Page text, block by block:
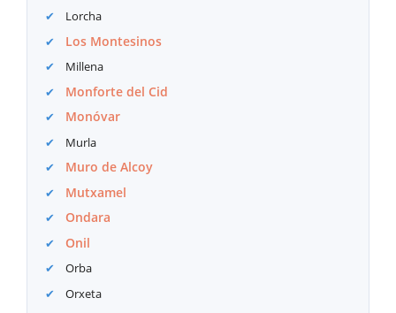
Lorcha
Los Montesinos
Millena
Monforte del Cid
Monóvar
Murla
Muro de Alcoy
Mutxamel
Ondara
Onil
Orba
Orxeta